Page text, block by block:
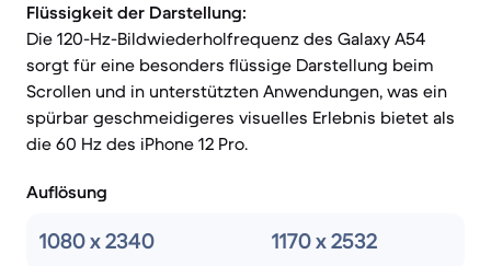
Flüssigkeit der Darstellung:
Die 120-Hz-Bildwiederholfrequenz des Galaxy A54
sorgt für eine besonders flüssige Darstellung beim
Scrollen und in unterstützten Anwendungen, was ein
spürbar geschmeidigeres visuelles Erlebnis bietet als
die 60 Hz des iPhone 12 Pro.
Auflösung
1080 x 2340 1170 x 2532